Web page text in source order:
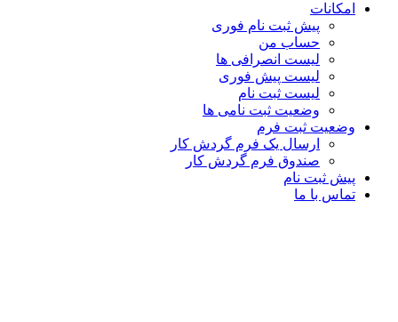
امکانات
پیش ثبت نام فوری
حساب من
لیست انصرافی ها
لیست پیش فوری
لیست ثبت نام
وضعیت ثبت نامی ها
وضعیت ثبت فرم
ارسال یک فرم گردش کار
صندوق فرم گردش کار
پیش ثبت نام
تماس با ما